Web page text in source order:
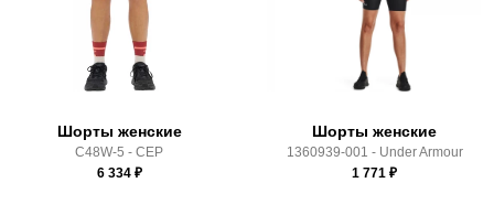
Здесь вы можете более детально ознакомиться с
оплаты
Шорты женские
C48W-5 - CEP
6 334₽
Шорты женские
1360939-001 - Under Armour
1 771 ₽